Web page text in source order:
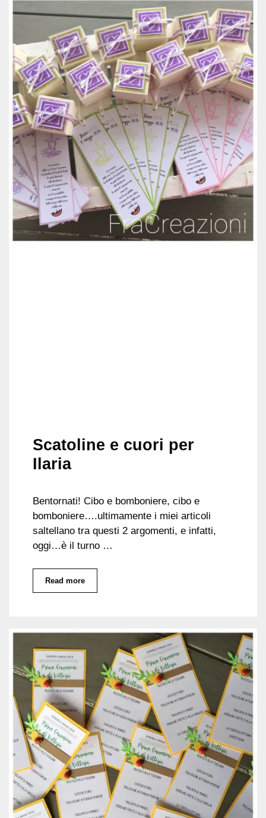
Scatoline e cuori per
Ilaria
Bentornati! Cibo e bomboniere, cibo e
bomboniere….ultimamente i miei articoli
saltellano tra questi 2 argomenti, e infatti,
oggi…è il turno …
Read more